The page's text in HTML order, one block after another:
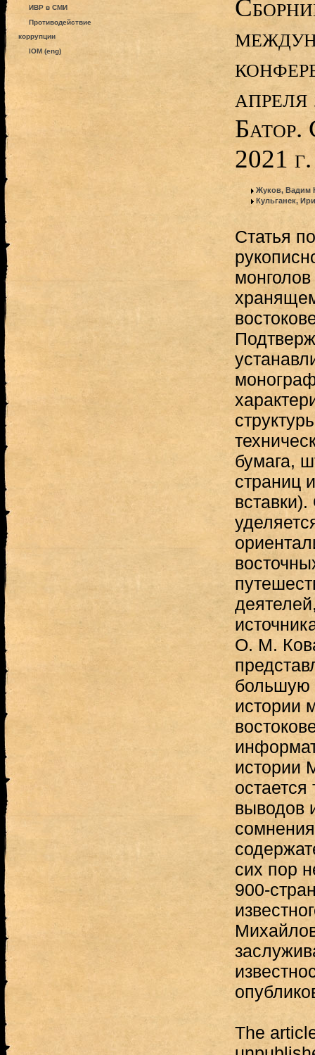
ИВР в СМИ
Противодействие
коррупции
IOM (eng)
2021
Жуков, Вадим
Кульганек,
Статья
бумага,
страниц
О. М.
большую
истории
истории
остается
выводов
сих пор
900-
The